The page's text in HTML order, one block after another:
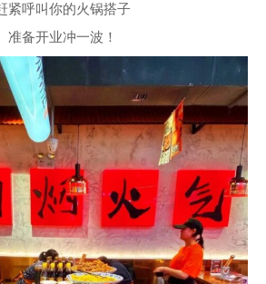
紧呼叫你的火锅搭子
准备开业冲一波！